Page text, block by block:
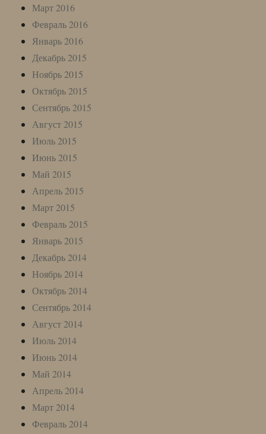
Март 2016
Февраль 2016
Январь 2016
Декабрь 2015
Ноябрь 2015
Октябрь 2015
Сентябрь 2015
Август 2015
Июль 2015
Июнь 2015
Май 2015
Апрель 2015
Март 2015
Февраль 2015
Январь 2015
Декабрь 2014
Ноябрь 2014
Октябрь 2014
Сентябрь 2014
Август 2014
Июль 2014
Июнь 2014
Май 2014
Апрель 2014
Март 2014
Февраль 2014